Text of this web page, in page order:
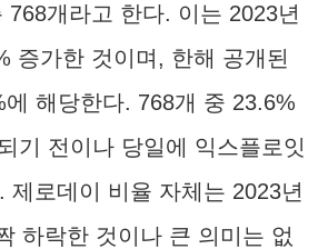
768개라고 한다. 이는 2023년
증가한 것이며, 한해 공개된
에 해당한다. 768개 중 23.6%
기 전이나 당일에 익스플로잇
. 제로데이 비율 자체는 2023년
하락한 것이나 큰 의미는 없